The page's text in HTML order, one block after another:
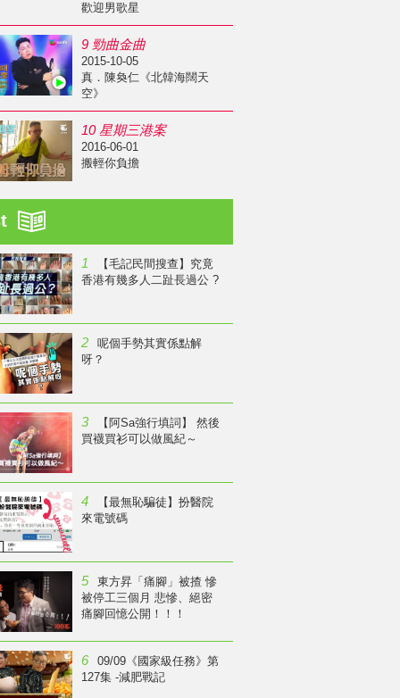
歡迎男歌星
9 勁曲金曲
2015-10-05
真．陳奐仁《北韓海闊天
空》
10 星期三港案
2016-06-01
搬輕你負擔
1
【毛記民間搜查】究竟
香港有幾多人二趾長過公 ?
2
呢個手勢其實係點解
呀？
3
【阿Sa強行填詞】 然後
買襪買衫可以做風紀～
4
【最無恥騙徒】扮醫院
來電號碼
5
東方昇「痛腳」被揸 慘
被停工三個月 悲慘、絕密
痛腳回憶公開！！！
6
09/09《國家級任務》第
127集 -減肥戰記